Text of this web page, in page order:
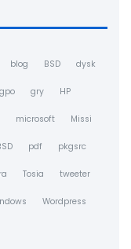
blog BSD dysk
gpo gry HP
microsoft Missi
pdf pkgsrc
Tosia tweeter
Wordpress